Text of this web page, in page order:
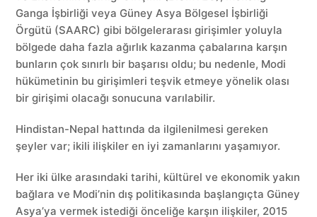
Ganga İşbirliği veya Güney Asya Bölgesel İşbirliği
Örgütü (SAARC) gibi bölgelerarası girişimler yoluyla
bölgede daha fazla ağırlık kazanma çabalarına karşın
bunların çok sınırlı bir başarısı oldu; bu nedenle, Modi
hükümetinin bu girişimleri teşvik etmeye yönelik olası
bir girişimi olacağı sonucuna varılabilir.
Hindistan-Nepal hattında da ilgilenilmesi gereken
şeyler var; ikili ilişkiler en iyi zamanlarını yaşamıyor.
Her iki ülke arasındaki tarihi, kültürel ve ekonomik yakın
bağlara ve Modi’nin dış politikasında başlangıçta Güney
Asya’ya vermek istediği önceliğe karşın ilişkiler, 2015